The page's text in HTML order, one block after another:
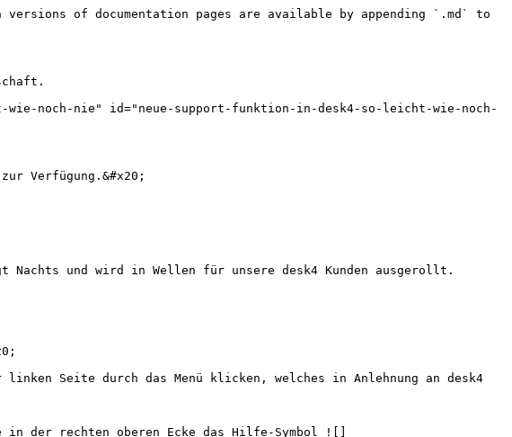
of documentation pages are available by appending `.md` to
noch-nie" id="neue-support-funktion-in-desk4-so-leicht-wie-noch-
Verfügung.&#x20;
Nachts und wird in Wellen für unsere desk4 Kunden ausgerollt.
Seite durch das Menü klicken, welches in Anlehnung an desk4
der rechten oberen Ecke das Hilfe-Symbol ![]